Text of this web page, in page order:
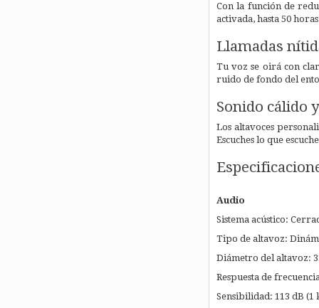
Con la función de
activada, hasta 50
Llamadas
Tu voz se oirá con
ruido de fondo del
Sonido cálido
Los altavoces
Escuches lo que
Audio
Sistema acústico:
Tipo de altavoz:
Diámetro del altavoz:
Respuesta de
Sensibilidad: 113 dB (1